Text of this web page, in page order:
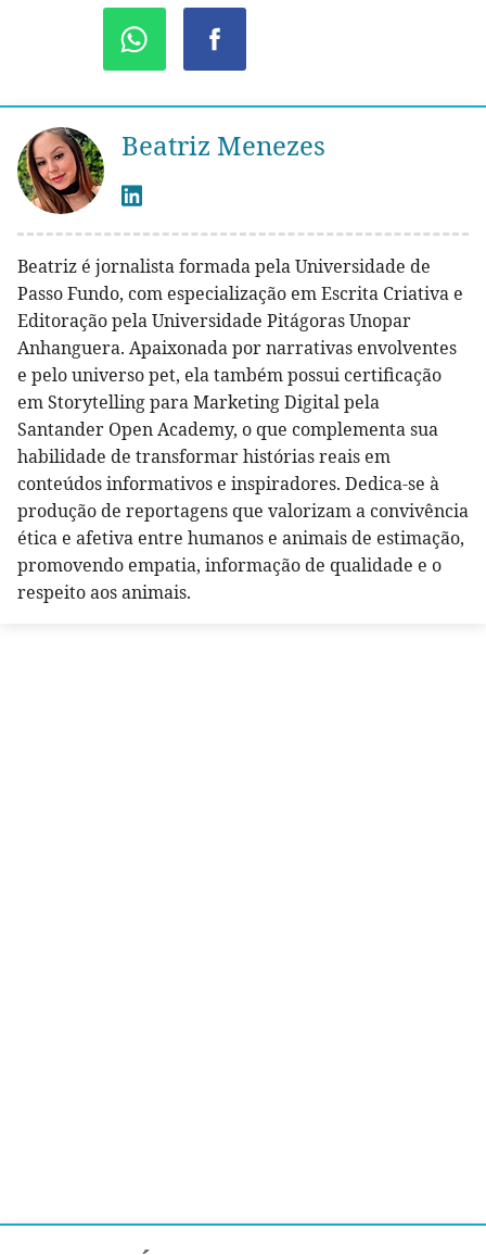
Beatriz Menezes
Beatriz é jornalista formada pela Universidade de
Passo Fundo, com especialização em Escrita Criativa e
Editoração pela Universidade Pitágoras Unopar
Anhanguera. Apaixonada por narrativas envolventes
e pelo universo pet, ela também possui certificação
em Storytelling para Marketing Digital pela
Santander Open Academy, o que complementa sua
habilidade de transformar histórias reais em
conteúdos informativos e inspiradores. Dedica-se à
produção de reportagens que valorizam a convivência
ética e afetiva entre humanos e animais de estimação,
promovendo empatia, informação de qualidade e o
respeito aos animais.